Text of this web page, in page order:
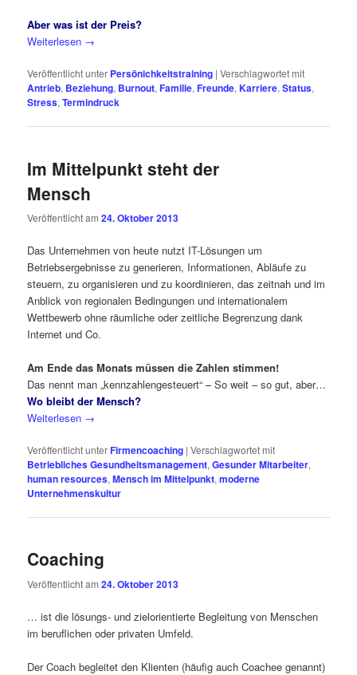
Aber was ist der Preis?
Weiterlesen →
Veröffentlicht unter Persönichkeitstraining |Verschlagwortet mit
Antrieb, Beziehung, Burnout,Familie,Freunde,Karriere,Status,
Stress,Termindruck
Im Mittelpunkt steht der
Mensch
Veröffentlicht am24. Oktober 2013
Das Unternehmen von heute nutzt IT-Lösungen um
Betriebsergebnisse zu generieren, Informationen, Abläufe zu
steuern, zu organisieren und zu koordinieren, das zeitnah und im
Anblick von regionalen Bedingungen und internationalem
Wettbewerb ohne räumliche oder zeitliche Begrenzung dank
Internet und Co.
Am Ende das Monats müssen die Zahlen stimmen!
Das nennt man „kennzahlengesteuert“ – So weit – so gut, aber…
Wo bleibt der Mensch?
Weiterlesen →
Veröffentlicht unterFirmencoaching |Verschlagwortet mit
Betriebliches Gesundheitsmanagement,Gesunder Mitarbeiter,
human resources,Mensch im Mittelpunkt,moderne
Unternehmenskultur
Coaching
Veröffentlicht am24. Oktober 2013
… ist die lösungs- und zielorientierte Begleitung von Menschen
im beruflichen oder privaten Umfeld.
Der Coach begleitet den Klienten (häufig auch Coachee genannt)